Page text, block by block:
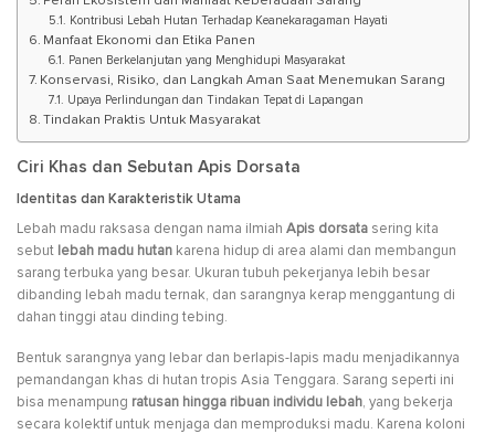
Kontribusi Lebah Hutan Terhadap Keanekaragaman Hayati
Manfaat Ekonomi dan Etika Panen
Panen Berkelanjutan yang Menghidupi Masyarakat
Konservasi, Risiko, dan Langkah Aman Saat Menemukan Sarang
Upaya Perlindungan dan Tindakan Tepat di Lapangan
Tindakan Praktis Untuk Masyarakat
Ciri Khas dan Sebutan Apis Dorsata
Identitas dan Karakteristik Utama
Lebah madu raksasa dengan nama ilmiah Apis dorsata sering kita
sebut lebah madu hutan karena hidup di area alami dan membangun
sarang terbuka yang besar. Ukuran tubuh pekerjanya lebih besar
dibanding lebah madu ternak, dan sarangnya kerap menggantung di
dahan tinggi atau dinding tebing.
Bentuk sarangnya yang lebar dan berlapis-lapis madu menjadikannya
pemandangan khas di hutan tropis Asia Tenggara. Sarang seperti ini
bisa menampung ratusan hingga ribuan individu lebah, yang bekerja
secara kolektif untuk menjaga dan memproduksi madu. Karena koloni